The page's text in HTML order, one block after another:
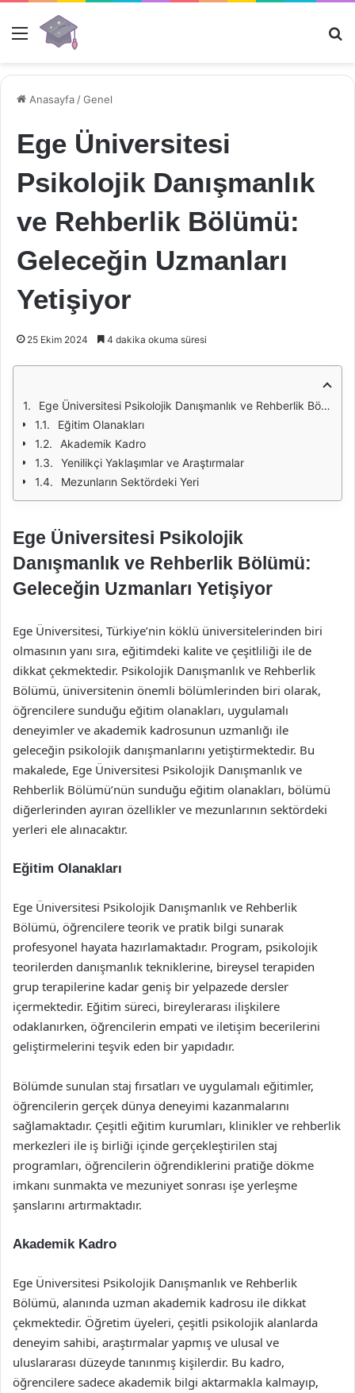
Menü
Anasayfa /Genel
Ege Üniversitesi
Psikolojik Danışmanlık
ve Rehberlik Bölümü:
Geleceğin Uzmanları
Yetişiyor
25 Ekim 2024 4 dakika okuma süresi
Ege Üniversitesi Psikolojik Danışmanlık ve Rehberlik Bölümü: Geleceğin Uzmanları Yetişiyor
Eğitim Olanakları
Akademik Kadro
Yenilikçi Yaklaşımlar ve Araştırmalar
Mezunların Sektördeki Yeri
Ege Üniversitesi Psikolojik
Danışmanlık ve Rehberlik Bölümü:
Geleceğin Uzmanları Yetişiyor
Ege Üniversitesi, Türkiye’nin köklü üniversitelerinden biri
olmasının yanı sıra, eğitimdeki kalite ve çeşitliliği ile de
dikkat çekmektedir. Psikolojik Danışmanlık ve Rehberlik
Bölümü, üniversitenin önemli bölümlerinden biri olarak,
öğrencilere sunduğu eğitim olanakları, uygulamalı
deneyimler ve akademik kadrosunun uzmanlığı ile
geleceğin psikolojik danışmanlarını yetiştirmektedir. Bu
makalede, Ege Üniversitesi Psikolojik Danışmanlık ve
Rehberlik Bölümü’nün sunduğu eğitim olanakları, bölümü
diğerlerinden ayıran özellikler ve mezunlarının sektördeki
yerleri ele alınacaktır.
Eğitim Olanakları
Ege Üniversitesi Psikolojik Danışmanlık ve Rehberlik
Bölümü, öğrencilere teorik ve pratik bilgi sunarak
profesyonel hayata hazırlamaktadır. Program, psikolojik
teorilerden danışmanlık tekniklerine, bireysel terapiden
grup terapilerine kadar geniş bir yelpazede dersler
içermektedir. Eğitim süreci, bireylerarası ilişkilere
odaklanırken, öğrencilerin empati ve iletişim becerilerini
geliştirmelerini teşvik eden bir yapıdadır.
Bölümde sunulan staj fırsatları ve uygulamalı eğitimler,
öğrencilerin gerçek dünya deneyimi kazanmalarını
sağlamaktadır. Çeşitli eğitim kurumları, klinikler ve rehberlik
merkezleri ile iş birliği içinde gerçekleştirilen staj
programları, öğrencilerin öğrendiklerini pratiğe dökme
imkanı sunmakta ve mezuniyet sonrası işe yerleşme
şanslarını artırmaktadır.
Akademik Kadro
Ege Üniversitesi Psikolojik Danışmanlık ve Rehberlik
Bölümü, alanında uzman akademik kadrosu ile dikkat
çekmektedir. Öğretim üyeleri, çeşitli psikolojik alanlarda
deneyim sahibi, araştırmalar yapmış ve ulusal ve
uluslararası düzeyde tanınmış kişilerdir. Bu kadro,
öğrencilere sadece akademik bilgi aktarmakla kalmayıp,